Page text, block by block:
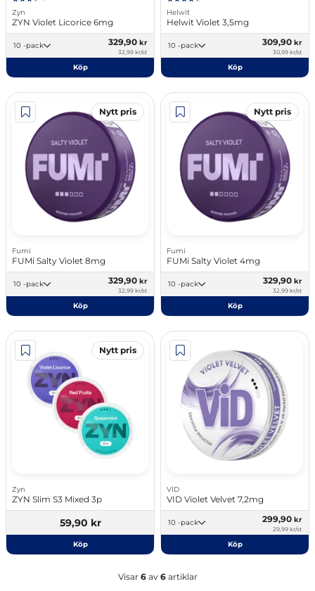
Zyn
ZYN Violet Licorice 6mg
10 -pack 329,90 kr
32,99 kr/st
Köp
Helwit
Helwit Violet 3,5mg
10 -pack 309,90 kr
30,99 kr/st
Köp
Nytt pris
Fumi
FUMi Salty Violet 8mg
10 -pack 329,90 kr
32,99 kr/st
Köp
Nytt pris
Fumi
FUMi Salty Violet 4mg
10 -pack 329,90 kr
32,99 kr/st
Köp
Nytt pris
Zyn
ZYN Slim S3 Mixed 3p
59,90 kr
Köp
VID
VID Violet Velvet 7,2mg
10 -pack 299,90 kr
29,99 kr/st
Köp
Visar 6av 6 artiklar